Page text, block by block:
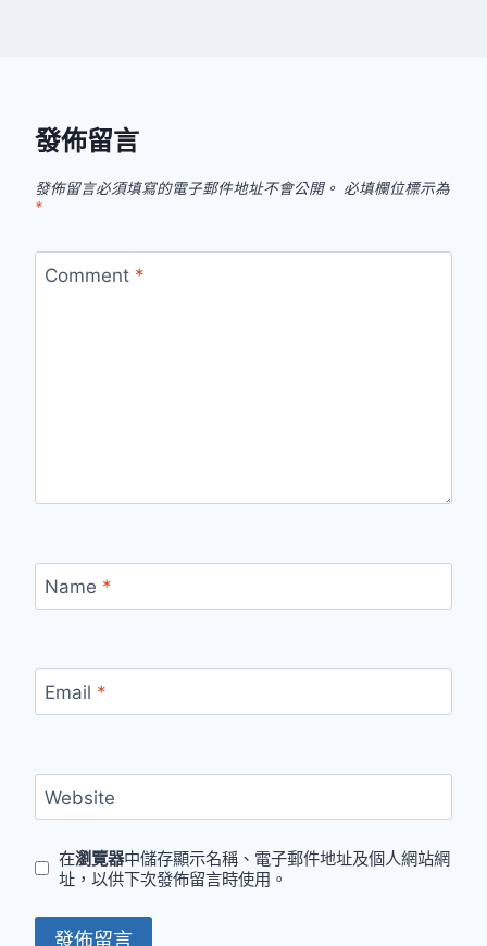
發佈留言
發佈留言必須填寫的電子郵件地址不會公開。 必填欄位標示為
*
Comment *
Name *
Email *
Website
在瀏覽器中儲存顯示名稱、電子郵件地址及個人網站網
址，以供下次發佈留言時使用。